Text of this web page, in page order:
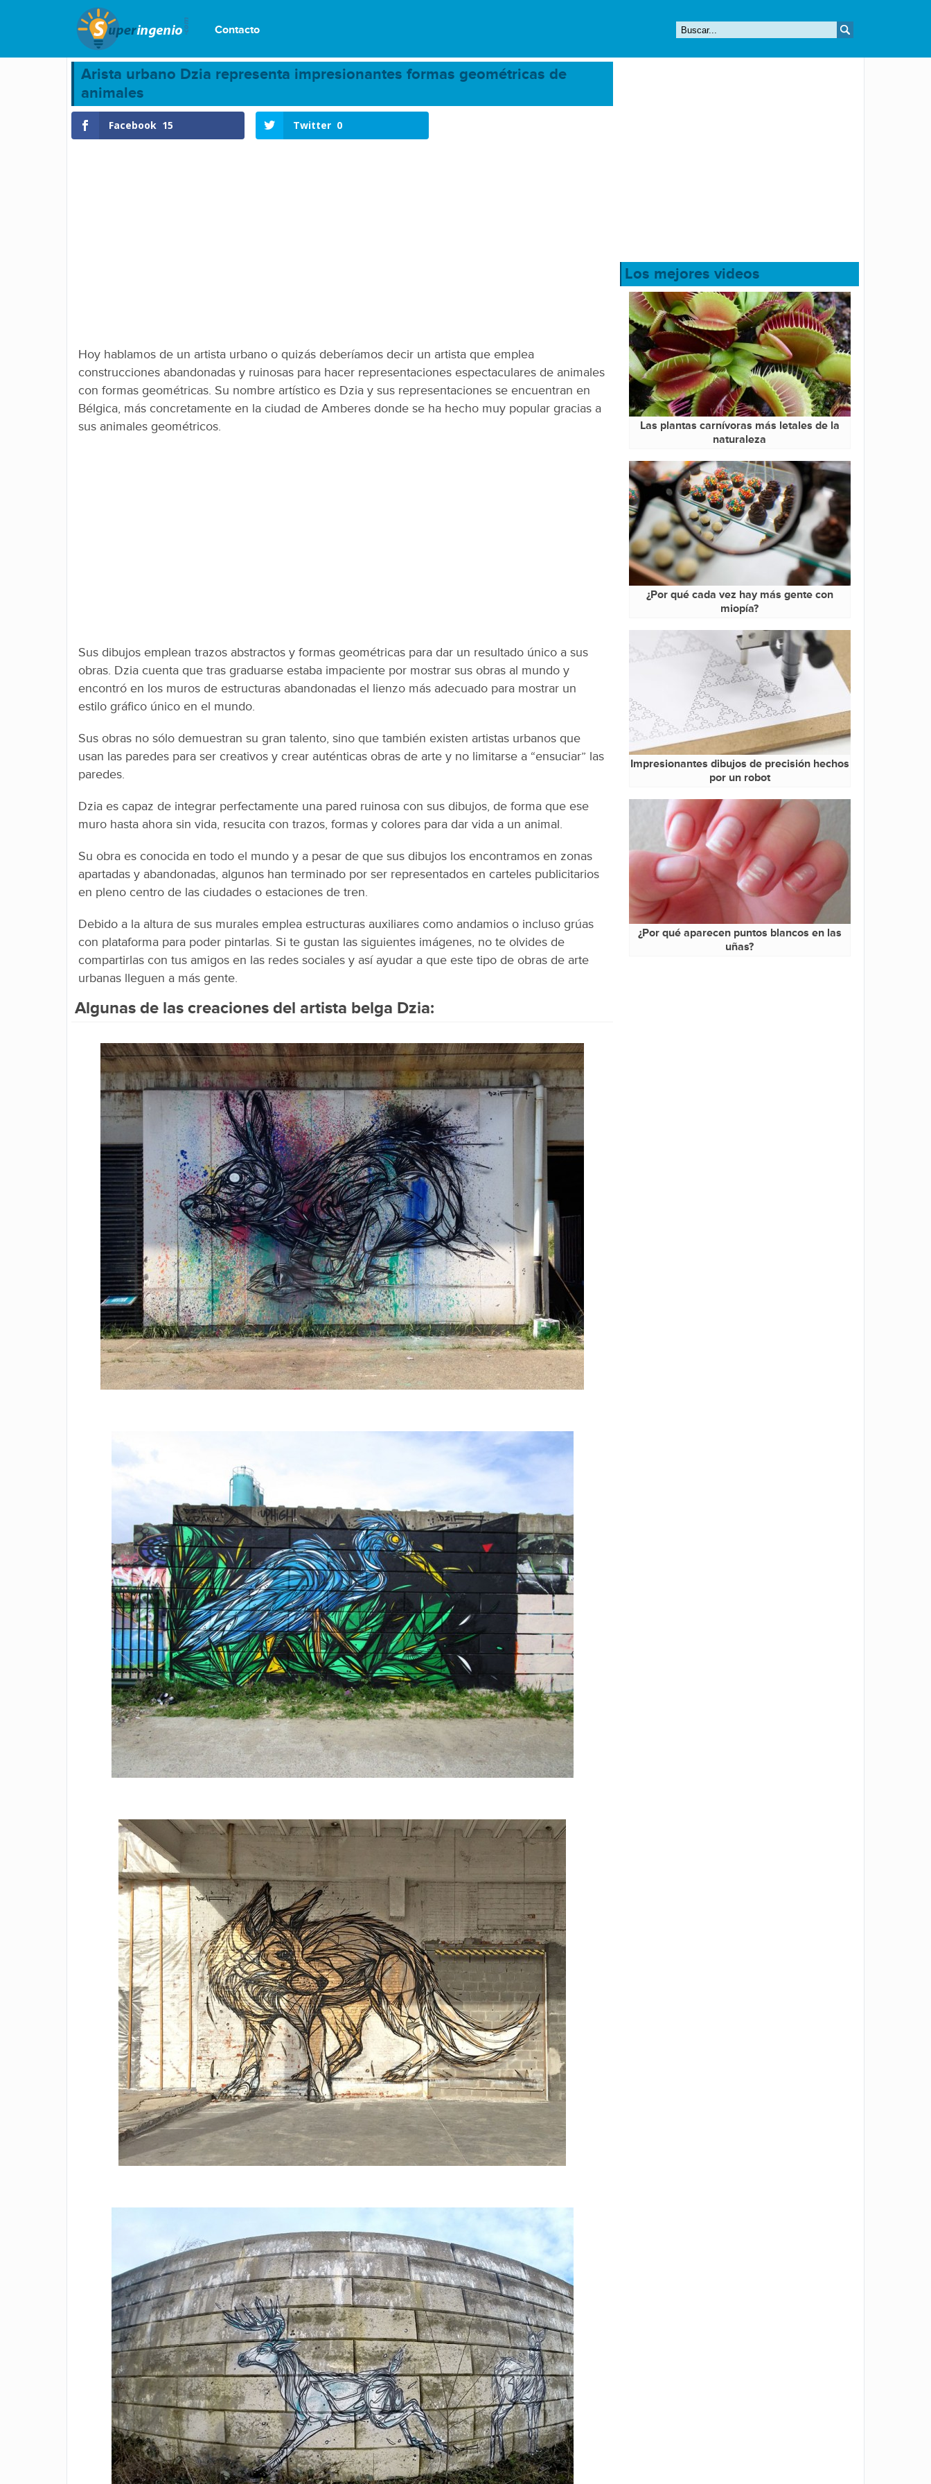
Contacto
Arista urbano Dzia representa impresionantes formas geométricas de
animales
Facebook 15 Twitter 0
Hoy hablamos de un artista urbano o quizás deberíamos decir un artista que emplea
construcciones abandonadas y ruinosas para hacer representaciones espectaculares de animales
con formas geométricas. Su nombre artístico es Dzia y sus representaciones se encuentran en
Bélgica, más concretamente en la ciudad de Amberes donde se ha hecho muy popular gracias a
sus animales geométricos.
Sus dibujos emplean trazos abstractos y formas geométricas para dar un resultado único a sus
obras. Dzia cuenta que tras graduarse estaba impaciente por mostrar sus obras al mundo y
encontró en los muros de estructuras abandonadas el lienzo más adecuado para mostrar un
estilo gráfico único en el mundo.
Sus obras no sólo demuestran su gran talento, sino que también existen artistas urbanos que
usan las paredes para ser creativos y crear auténticas obras de arte y no limitarse a “ensuciar” las
paredes.
Dzia es capaz de integrar perfectamente una pared ruinosa con sus dibujos, de forma que ese
muro hasta ahora sin vida, resucita con trazos, formas y colores para dar vida a un animal.
Su obra es conocida en todo el mundo y a pesar de que sus dibujos los encontramos en zonas
apartadas y abandonadas, algunos han terminado por ser representados en carteles publicitarios
en pleno centro de las ciudades o estaciones de tren.
Debido a la altura de sus murales emplea estructuras auxiliares como andamios o incluso grúas
con plataforma para poder pintarlas. Si te gustan las siguientes imágenes, no te olvides de
compartirlas con tus amigos en las redes sociales y así ayudar a que este tipo de obras de arte
urbanas lleguen a más gente.
Algunas de las creaciones del artista belga Dzia:
Facebook Twitter
Facebook
Facebook Twitter
Los mejores videos
Las plantas carnívoras más letales de la
naturaleza
¿Por qué cada vez hay más gente con
miopía?
Impresionantes dibujos de precisión hechos
por un robot
¿Por qué aparecen puntos blancos en las
uñas?